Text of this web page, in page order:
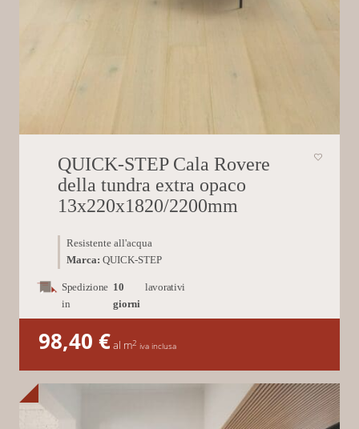
QUICK-STEP Cala Rovere
della tundra extra opaco
13x220x1820/2200mm
Resistente all'acqua
Marca: QUICK-STEP
Spedizione
in
10
giorni
lavorativi
98,40 €al m2 iva inclusa